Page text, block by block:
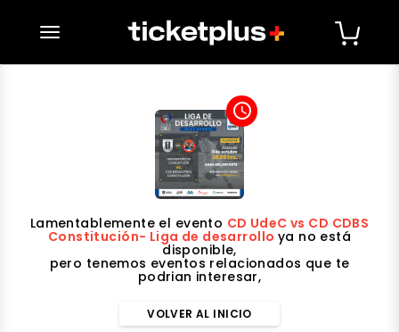
desplegar navegación
access_time
Lamentablemente el evento CD UdeC vs CD CDBS
Constitución- Liga de desarrollo ya no está
disponible,
pero tenemos eventos relacionados que te
podrian interesar,
VOLVER AL INICIO